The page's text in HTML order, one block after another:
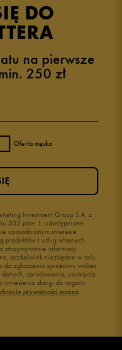
DO
na pierwsze
250 zł
Oferta męska
Investment Group S.A. z
303 paw. 1, udostępnione
uzasadnionym interesie
i usług własnych.
otrzymywanie informacji
aczkolwiek niezbędne w celu
zgłoszenia sprzeciwu wobec
sprostowania, usunięcia
skargi do organu
prywatności można